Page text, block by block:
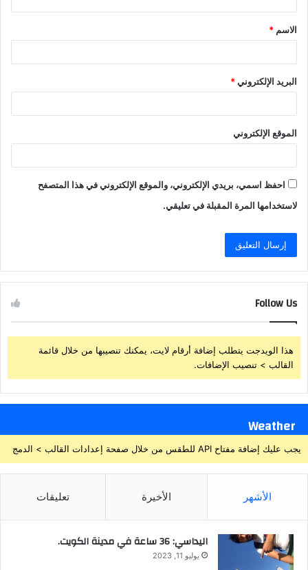
ق
*
الاسم *
البريد الإلكتروني*
الموقع الإلكتروني
احفظ اسمي، بريدي الإلكتروني، والموقع الإلكتروني في هذا المتصفح
لاستخدامها المرة المقبلة في تعليقي.
Follow Us
هذا الويدجت يتطلب إضافة أرقام لايت، يمكنك تنصيبها من خلال قائمة
القالب > تنصيب الإضافات.
Weather
يجب عليك إضافة مفتاح API للطقس من خلال صفحة إعدادات القالب > الدمج
الأشهر الأخيرة تعليقات
اليداسي: 36 ساعة في مدينة الكويت.
يوليو 11, 2023